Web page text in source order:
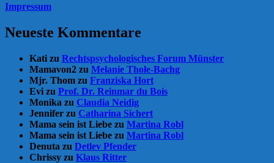
Impressum
Neueste Kommentare
Kati zu Rechtspsychologisches Forum Münster
Mamavon2 zu Melanie Thole-Bachg
Mjr. Thom zu Franziska Hort
Evi zu Prof. Dr. Reinmar du Bois
Monika zu Claudia Neidig
Jennifer zu Catharina Sichert
Mama sein ist Liebe zu Martina Robl
Mama sein ist Liebe zu Martina Robl
Denuta zu Detlev Pfender
Chrissy zu Klaus Ritter